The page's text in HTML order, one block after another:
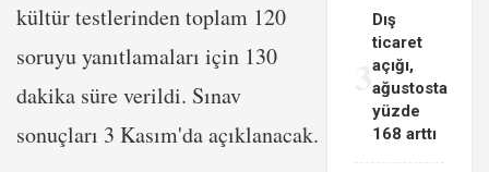
kültür testlerinden toplam 120
soruyu yanıtlamaları için 130
dakika süre verildi. Sınav
sonuçları 3 Kasım'da açıklanacak.
3
Dış
ticaret
açığı,
ağustosta
yüzde
168 arttı